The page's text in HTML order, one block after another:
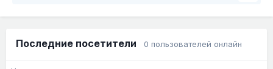
Последние посетители 0 пользователей онлайн